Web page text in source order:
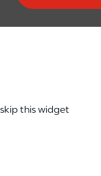
skip this widget